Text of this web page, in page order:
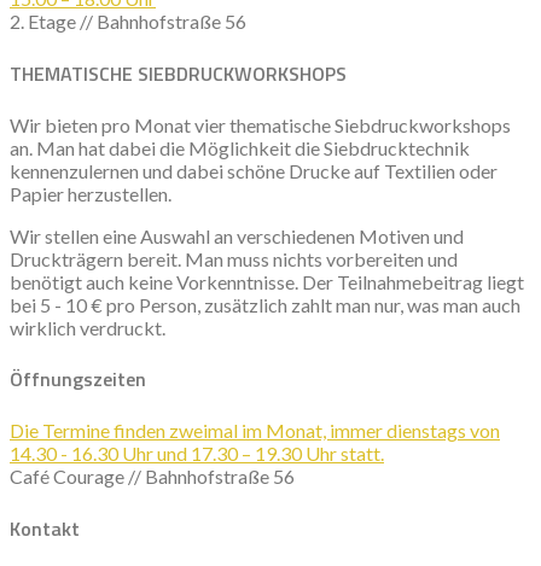
2. Etage // Bahnhofstraße 56
THEMATISCHE SIEBDRUCKWORKSHOPS
Wir bieten pro Monat vier thematische Siebdruckworkshops
an. Man hat dabei die Möglichkeit die Siebdrucktechnik
kennenzulernen und dabei schöne Drucke auf Textilien oder
Papier herzustellen.
Wir stellen eine Auswahl an verschiedenen Motiven und
Druckträgern bereit. Man muss nichts vorbereiten und
benötigt auch keine Vorkenntnisse. Der Teilnahmebeitrag liegt
bei 5 - 10 € pro Person, zusätzlich zahlt man nur, was man auch
wirklich verdruckt.
Öffnungszeiten
Die Termine finden zweimal im Monat, immer dienstags von
14.30 - 16.30 Uhr und 17.30 – 19.30 Uhr statt.
Café Courage // Bahnhofstraße 56
Kontakt